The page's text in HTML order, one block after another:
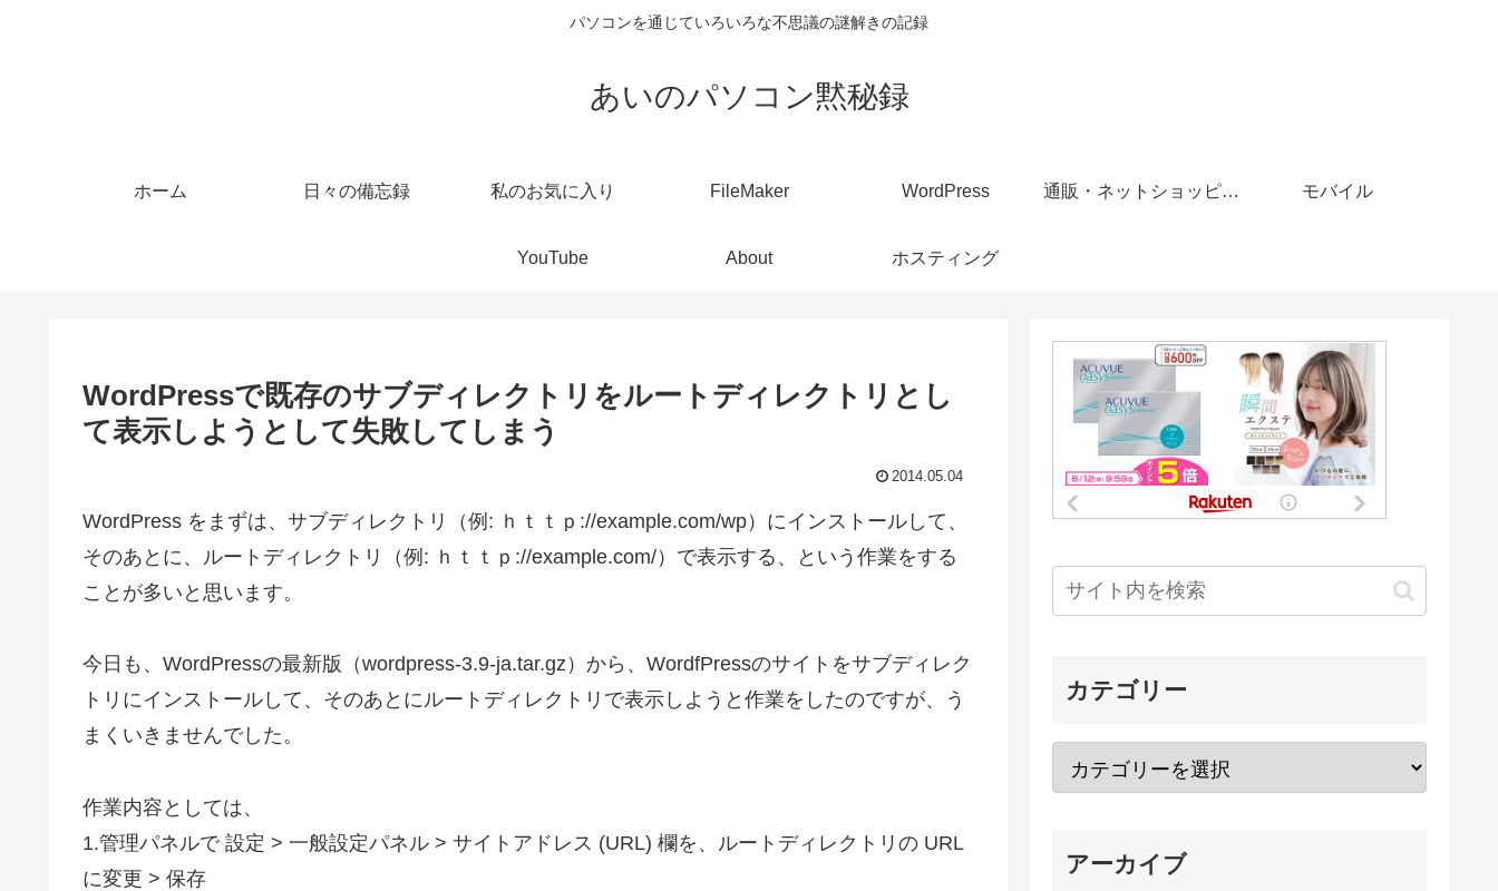
パソコンを通じていろいろな不思議の謎解きの記録
あいのパソコン黙秘録
ホーム 日々の備忘録 私のお気に入り FileMaker WordPress 通販・ネットショッピング モバイル
YouTube About ホスティング
WordPressで既存のサブディレクトリをルートディレクトリとし
て表示しようとして失敗してしまう
2014.05.04
WordPress をまずは、サブディレクトリ（例: ｈｔｔｐ://example.com/wp）にインストールして、
そのあとに、ルートディレクトリ（例: ｈｔｔｐ://example.com/）で表示する、という作業をする
ことが多いと思います。
今日も、WordPressの最新版（wordpress-3.9-ja.tar.gz）から、WordfPressのサイトをサブディレク
トリにインストールして、そのあとにルートディレクトリで表示しようと作業をしたのですが、う
まくいきませんでした。
作業内容としては、
1.管理パネルで 設定 > 一般設定パネル > サイトアドレス (URL) 欄を、ルートディレクトリの URL
に変更 > 保存
カテゴリー
アーカイブ